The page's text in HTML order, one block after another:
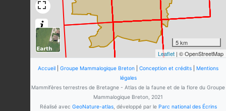
Murin de Daubenton
Myotis daubentonii
(Kuhl, 1817)
observations
Dernière observation en
2023 Fiche espèce
-
PipistrellusKaup, 1829
observations
Dernière observation en
Fiche espèce
5 km
Leaflet | © OpenStreetMap
Accueil Groupe Mammalogique Breton Conception et crédits
Mentions
légales
Mammifères terrestres de Bretagne - Atlas de la faune et de la flore du Groupe
Mammalogique Breton, 2021
Réalisé avec GeoNature-atlas, développé par le Parc national des Écrins